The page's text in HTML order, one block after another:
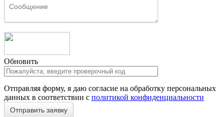
Обновить
Отправляя форму, я даю согласие на обработку персональных
данных в соответствии с политикой конфиденциальности